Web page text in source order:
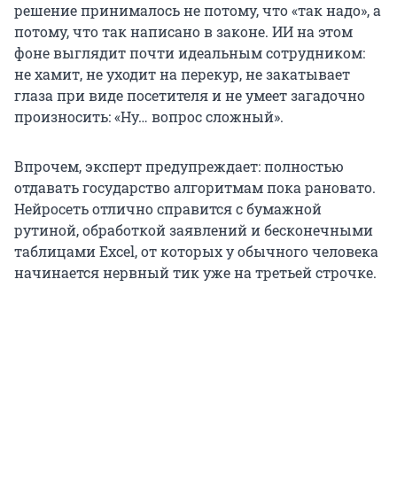
решение принималось не потому, что «так надо», а
потому, что так написано в законе. ИИ на этом
фоне выглядит почти идеальным сотрудником:
не хамит, не уходит на перекур, не закатывает
глаза при виде посетителя и не умеет загадочно
произносить: «Ну… вопрос сложный».
Впрочем, эксперт предупреждает: полностью
отдавать государство алгоритмам пока рановато.
Нейросеть отлично справится с бумажной
рутиной, обработкой заявлений и бесконечными
таблицами Excel, от которых у обычного человека
начинается нервный тик уже на третьей строчке.